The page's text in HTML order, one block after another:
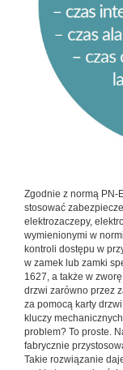
Zgodnie z normą PN-
stosować
elektrozaczepy,
wymienionymi w
kontroli dostępu w
w zamek lub zamki
1627, a także w
drzwi zarówno przez
za pomocą karty
kluczy
problem? To proste.
fabrycznie
Takie rozwiązanie